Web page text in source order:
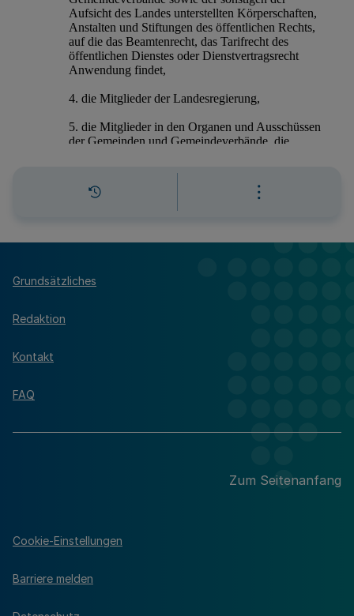
Grundsätzliches
Redaktion
Kontakt
FAQ
Zum Seitenanfang
Cookie-Einstellungen
Barriere melden